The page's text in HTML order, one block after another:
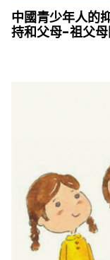
中國青少年人的
持和父母-祖父